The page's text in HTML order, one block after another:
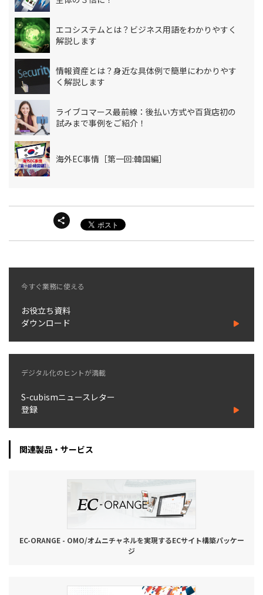
エコシステムとは？ビジネス用語をわかりやすく
解説します
情報資産とは？身近な具体例で簡単にわかりやす
く解説します
ライブコマース最前線：後払い方式や百貨店初の
試みまで事例をご紹介！
海外EC事情［第一回:韓国編］
今すぐ業務に使える
お役立ち資料
ダウンロード
デジタル化のヒントが満載
S-cubismニュースレター
登録
関連製品・サービス
EC-ORANGE - OMO/オムニチャネルを実現するECサイト構築パッケー
ジ